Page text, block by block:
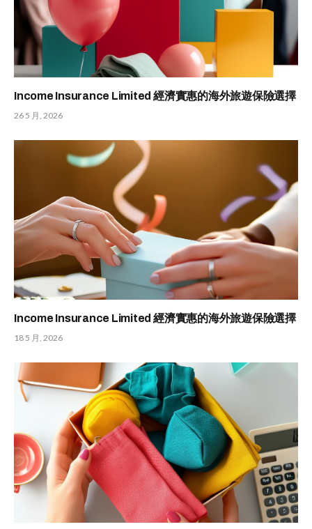
Income Insurance Limited 經濟實惠的海外旅遊保險選擇
26 5 月, 2026
Income Insurance Limited 經濟實惠的海外旅遊保險選擇
18 5 月, 2026